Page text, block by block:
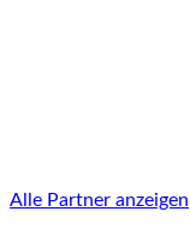
Alle Partner anzeigen